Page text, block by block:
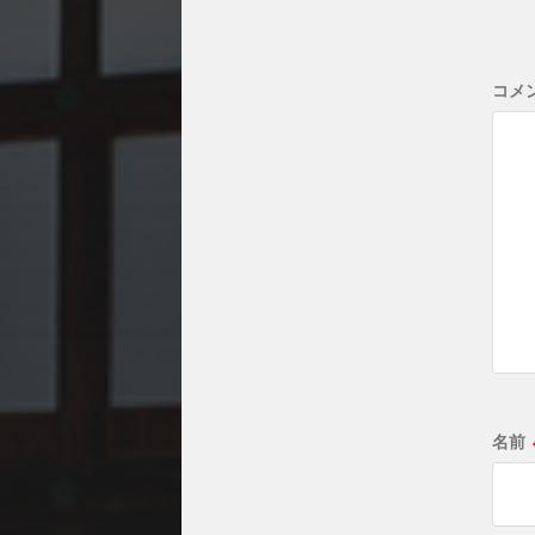
コメ
名前